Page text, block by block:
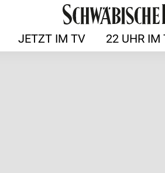
JETZT IM TV 22 UHR IM